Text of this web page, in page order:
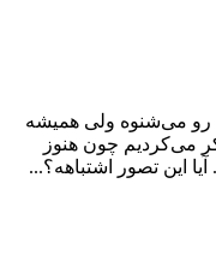
رو می‌شنوه ولی همیشه
می‌کردیم چون هنوز
این تصور اشتباهه؟...